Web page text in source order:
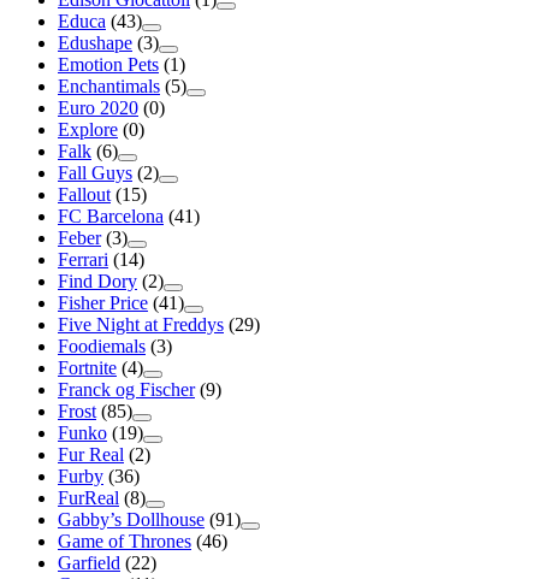
Educa (43)
Edushape (3)
Emotion Pets (1)
Enchantimals (5)
Euro 2020 (0)
Explore (0)
Falk (6)
Fall Guys (2)
Fallout (15)
FC Barcelona (41)
Feber (3)
Ferrari (14)
Find Dory (2)
Fisher Price (41)
Five Night at Freddys (29)
Foodiemals (3)
Fortnite (4)
Franck og Fischer (9)
Frost (85)
Funko (19)
Fur Real (2)
Furby (36)
FurReal (8)
Gabby’s Dollhouse (91)
Game of Thrones (46)
Garfield (22)